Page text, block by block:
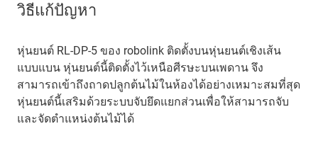
วิธีแก้ปัญหา
หุ่นยนต์ RL-DP-5 ของ robolink ติดตั้งบนหุ่นยนต์เชิงเส้น
แบบแบน หุ่นยนต์นี้ติดตั้งไว้เหนือศีรษะบนเพดาน จึง
สามารถเข้าถึงถาดปลูกต้นไม้ในห้องได้อย่างเหมาะสมที่สุด
หุ่นยนต์นี้เสริมด้วยระบบจับยึดแยกส่วนเพื่อให้สามารถจับ
และจัดตำแหน่งต้นไม้ได้